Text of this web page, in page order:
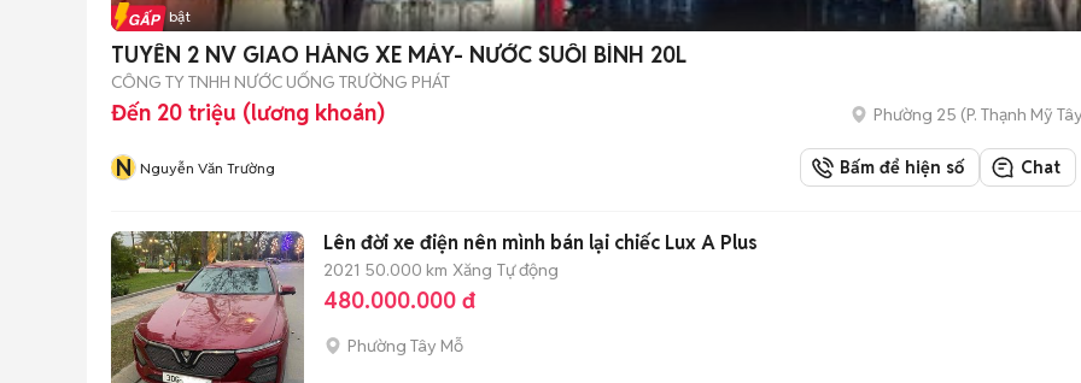
Tin nổi bật
TUYỂN 2 NV GIAO HÀNG XE MÁY- NƯỚC SUỐI BÌNH 20L
CÔNG TY TNHH NƯỚC UỐNG TRƯỜNG PHÁT
Đến 20 triệu (lương khoán) Phường 25 (P. Thạnh Mỹ
N Nguyễn Văn Trường Bấm để hiện số Chat
Lên đời xe điện nên mình bán lại chiếc Lux A Plus
2021 50.000 km Xăng Tự động
480.000.000 đ
Phường Tây Mỗ